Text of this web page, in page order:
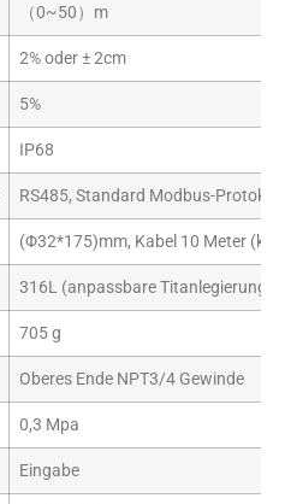
（0~50）m
2% oder ± 2cm
5%
IP68
RS485, Standard Modbus-Protokoll
(Φ32*175)mm, Kabel 10 Meter
316L (anpassbare Titanlegierung)
705 g
Oberes Ende NPT3/4 Gewinde
0,3 Mpa
Eingabe